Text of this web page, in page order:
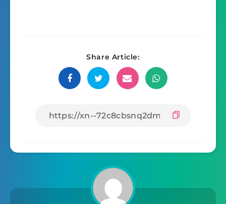
Share Article: